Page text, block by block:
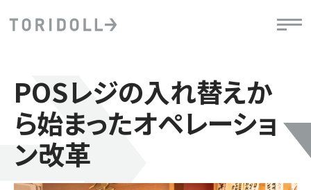
POSレジの入れ替えか
ら始まったオペレーショ
ン改革